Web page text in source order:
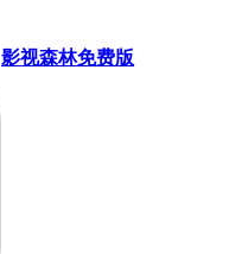
影视森林免费版